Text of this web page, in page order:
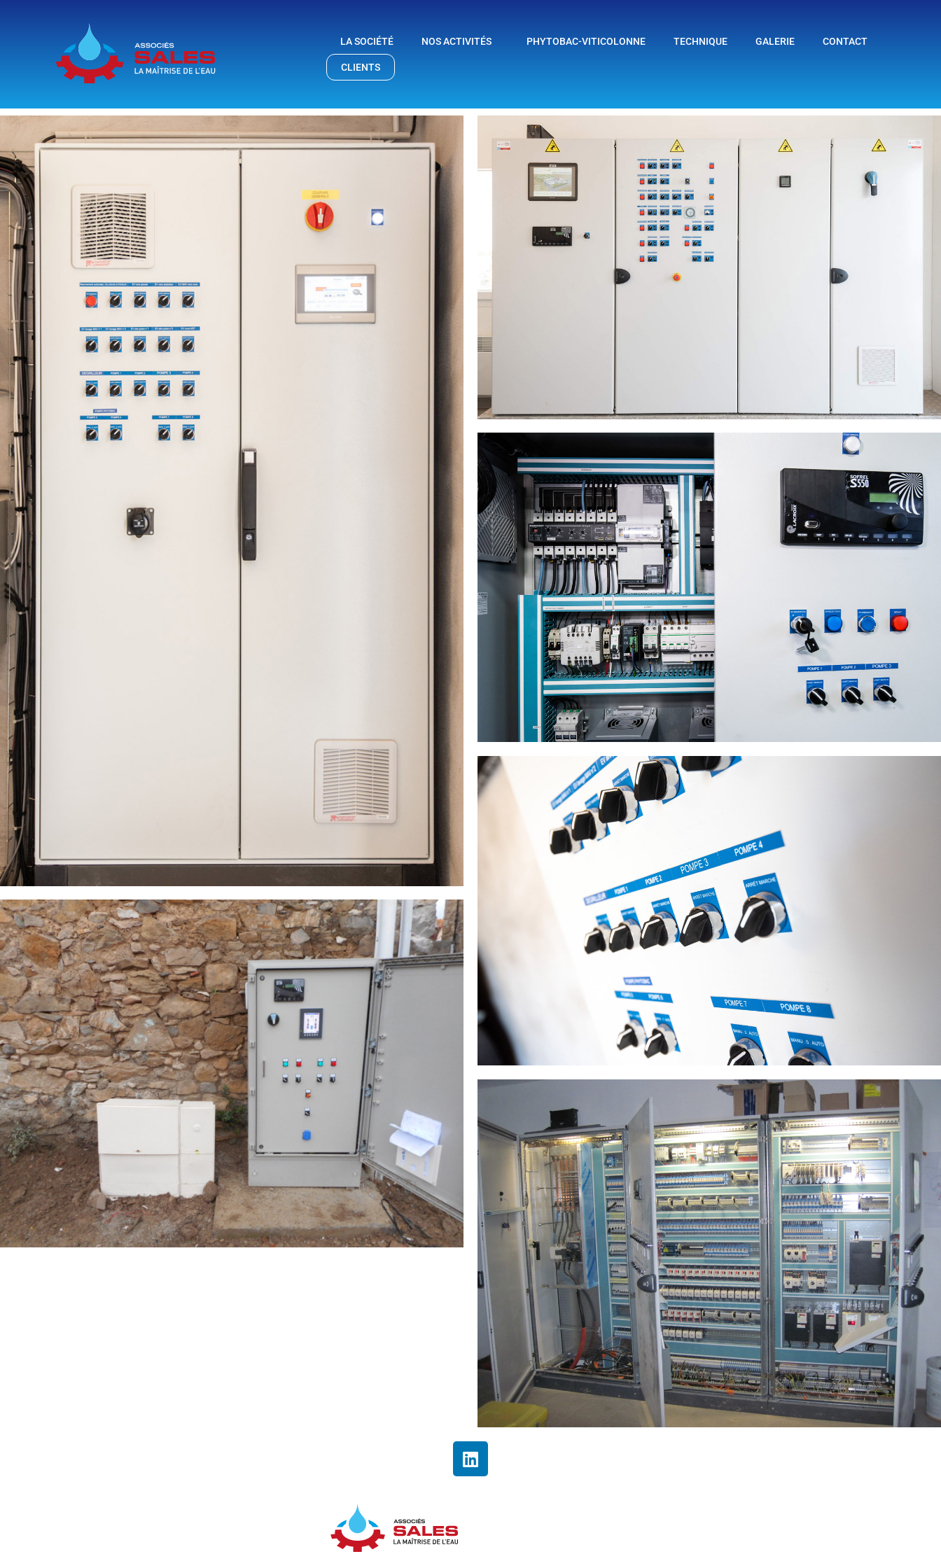
LA SOCIÉTÉ NOS ACTIVITÉS PHYTOBAC-VITICOLONNE TECHNIQUE GALERIE CONTACT
CLIENTS